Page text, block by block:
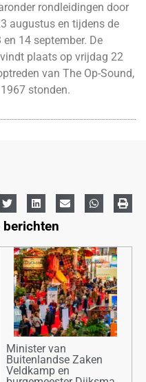
rondleidingen door
augustus en tijdens de
14 september. De
plaats op vrijdag 22
van The Op-Sound,
stonden.
berichten
Minister van
Buitenlandse Zaken
Veldkamp en